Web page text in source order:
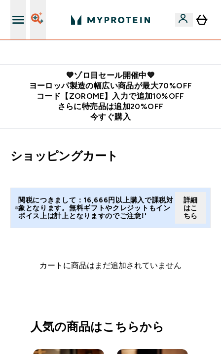
💙ゾロ目セール開催中💙
ヨーロッパ製造の幅広い商品が最大70%OFF
コード【ZOROME】入力で追加10%OFF
さらに特売品は追加20%OFF
今すぐ購入
ショッピングカート
関税につきまして：16,666円以上購入で課税対
象となります。無料ギフトやクレジットもイン
ボイス上は計上となりますのでご注意!'
詳細
はこ
ちら
カートに商品はまだ追加されていません
人気の商品はこちらから